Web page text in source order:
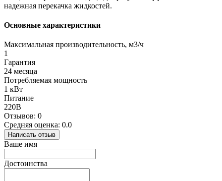
надежная перекачка жидкостей.
Основные характеристики
Максимальная производительность, м3/ч
1
Гарантия
24 месяца
Потребляемая мощность
1 кВт
Питание
220В
Отзывов: 0
Средняя оценка: 0.0
Написать отзыв
Ваше имя
Достоинства